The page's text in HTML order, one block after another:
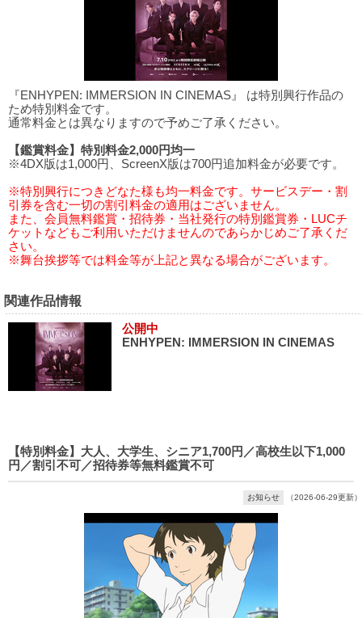
『ENHYPEN: IMMERSION IN CINEMAS』 は特別興行作品の
ため特別料金です。
通常料金とは異なりますので予めご了承ください。
【鑑賞料金】特別料金2,000円均一
※4DX版は1,000円、ScreenX版は700円追加料金が必要です。
※特別興行につきどなた様も均一料金です。サービスデー・割
引券を含む一切の割引料金の適用はございません。
また、会員無料鑑賞・招待券・当社発行の特別鑑賞券・LUCチ
ケットなどもご利用いただけませんのであらかじめご了承くだ
さい。
※舞台挨拶等では料金等が上記と異なる場合がございます。
関連作品情報
公開中
ENHYPEN: IMMERSION IN CINEMAS
【特別料金】大人、大学生、シニア1,700円／高校生以下1,000
円／割引不可／招待券等無料鑑賞不可
お知らせ （2026-06-29更新）